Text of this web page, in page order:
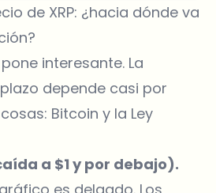
de XRP: ¿hacia dónde va
interesante. La
depende casi por
Bitcoin y la Ley
a $1 y por debajo).